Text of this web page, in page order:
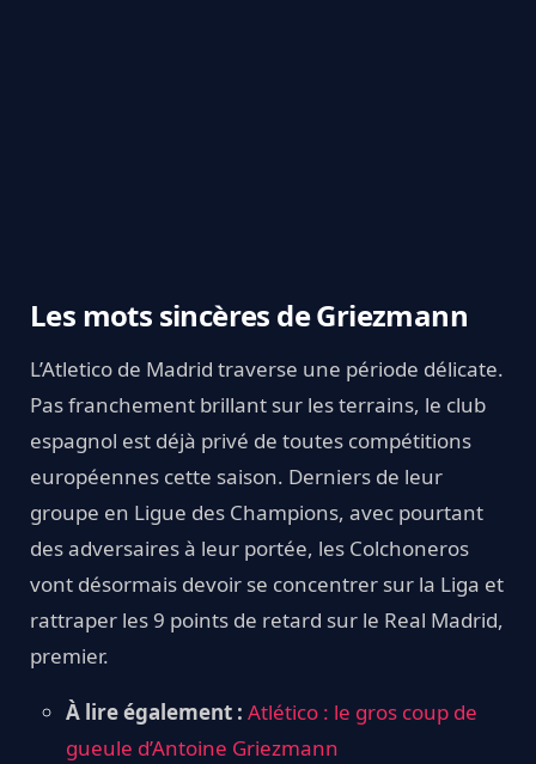
Les mots sincères de Griezmann
L’Atletico de Madrid traverse une période délicate.
Pas franchement brillant sur les terrains, le club
espagnol est déjà privé de toutes compétitions
européennes cette saison. Derniers de leur
groupe en Ligue des Champions, avec pourtant
des adversaires à leur portée, les Colchoneros
vont désormais devoir se concentrer sur la Liga et
rattraper les 9 points de retard sur le Real Madrid,
premier.
À lire également : Atlético : le gros coup de
gueule d’Antoine Griezmann